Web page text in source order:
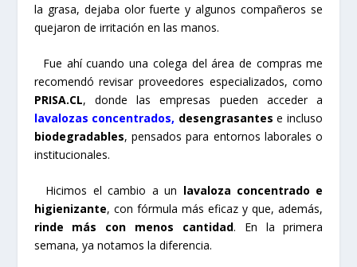
la grasa, dejaba olor fuerte y algunos compañeros se
quejaron de irritación en las manos.
Fue ahí cuando una colega del área de compras me
recomendó revisar proveedores especializados, como
PRISA.CL, donde las empresas pueden acceder a
lavalozas concentrados, desengrasantese incluso
biodegradables, pensados para entornos laborales o
institucionales.
Hicimos el cambio a un lavaloza concentrado e
higienizante, con fórmula más eficaz y que, además,
rinde más con menos cantidad. En la primera
semana, ya notamos la diferencia.